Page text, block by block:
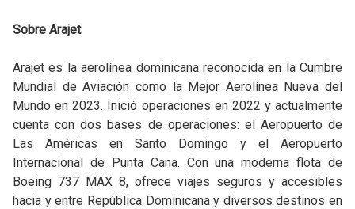
Sobre Arajet
Arajet es la aerolínea dominicana reconocida en la Cumbre
Mundial de Aviación como la Mejor Aerolínea Nueva del
Mundo en 2023. Inició operaciones en 2022 y actualmente
cuenta con dos bases de operaciones: el Aeropuerto de
Las Américas en Santo Domingo y el Aeropuerto
Internacional de Punta Cana. Con una moderna flota de
Boeing 737 MAX 8, ofrece viajes seguros y accesibles
hacia y entre República Dominicana y diversos destinos en